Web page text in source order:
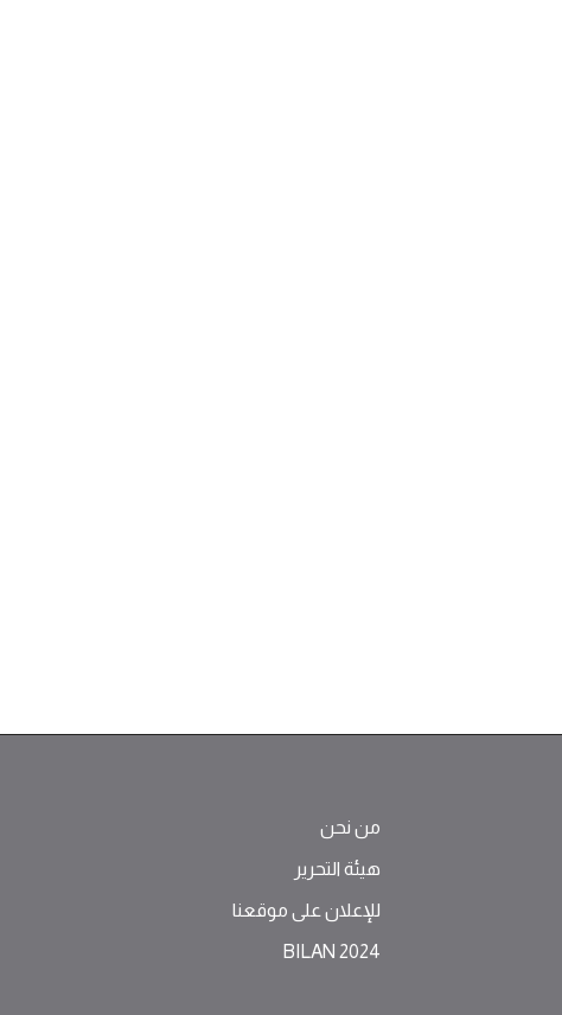
من نحن
هيئة التحرير
للإعلان على موقعنا
BILAN 2024